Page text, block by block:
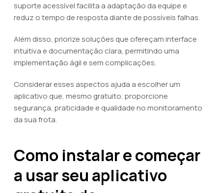
suporte acessível facilita a adaptação da equipe e
reduz o tempo de resposta diante de possíveis falhas.
Além disso, priorize soluções que ofereçam interface
intuitiva e documentação clara, permitindo uma
implementação ágil e sem complicações.
Considerar esses aspectos ajuda a escolher um
aplicativo que, mesmo gratuito, proporcione
segurança, praticidade e qualidade no monitoramento
da sua frota.
Como instalar e começar
a usar seu aplicativo